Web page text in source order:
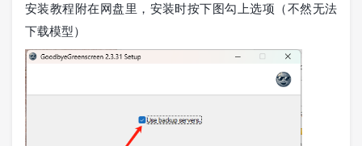
安装教程附在网盘里，安装时按下图勾上选项（不然无法
下载模型）